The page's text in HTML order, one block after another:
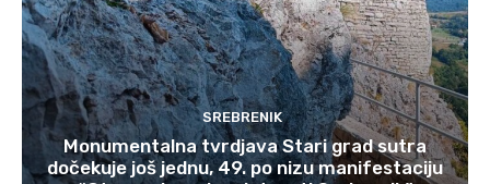
SREBRENIK
Monumentalna tvrdjava Stari grad sutra
dočekuje još jednu, 49. po nizu manifestaciju